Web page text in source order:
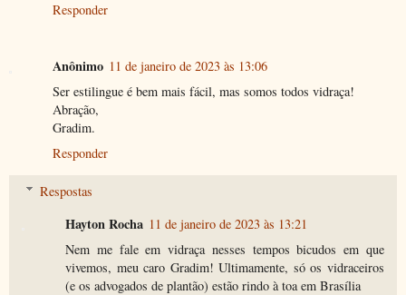
Responder
Anônimo 11 de janeiro de 2023 às 13:06
Ser estilingue é bem mais fácil, mas somos todos vidraça!
Abração,
Gradim.
Responder
Respostas
Hayton Rocha 11 de janeiro de 2023 às 13:21
Nem me fale em vidraça nesses tempos bicudos em que
vivemos, meu caro Gradim! Ultimamente, só os vidraceiros
(e os advogados de plantão) estão rindo à toa em Brasília